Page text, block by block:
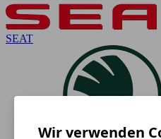
SEAT
Wir verwenden